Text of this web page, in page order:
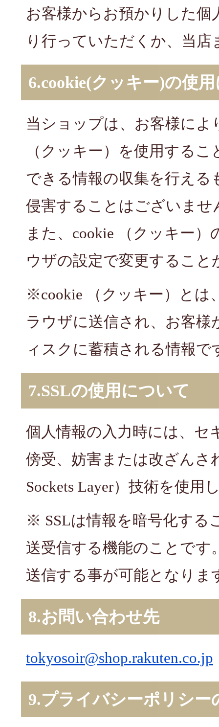
お客様からお預かりした個
り行っていただくか、当
6.cookie(クッキー)の使
当ショップは、お客様によ
（クッキー）を使用する
できる情報の収集を行え
侵害することはございませ
また、cookie （クッキー
ウザの設定で変更すること
※cookie （クッキー）とは
ラウザに送信され、お客
ィスクに蓄積される情報で
7.SSLの使用について
個人情報の入力時には、セ
傍受、妨害または改ざんさ
Sockets Layer）技術を使用
※ SSLは情報を暗号化する
送受信する機能のことです
送信する事が可能となりま
8.お問い合わせ先
tokyosoir@shop.rakuten.co.jp
9.プライバシーポリシー